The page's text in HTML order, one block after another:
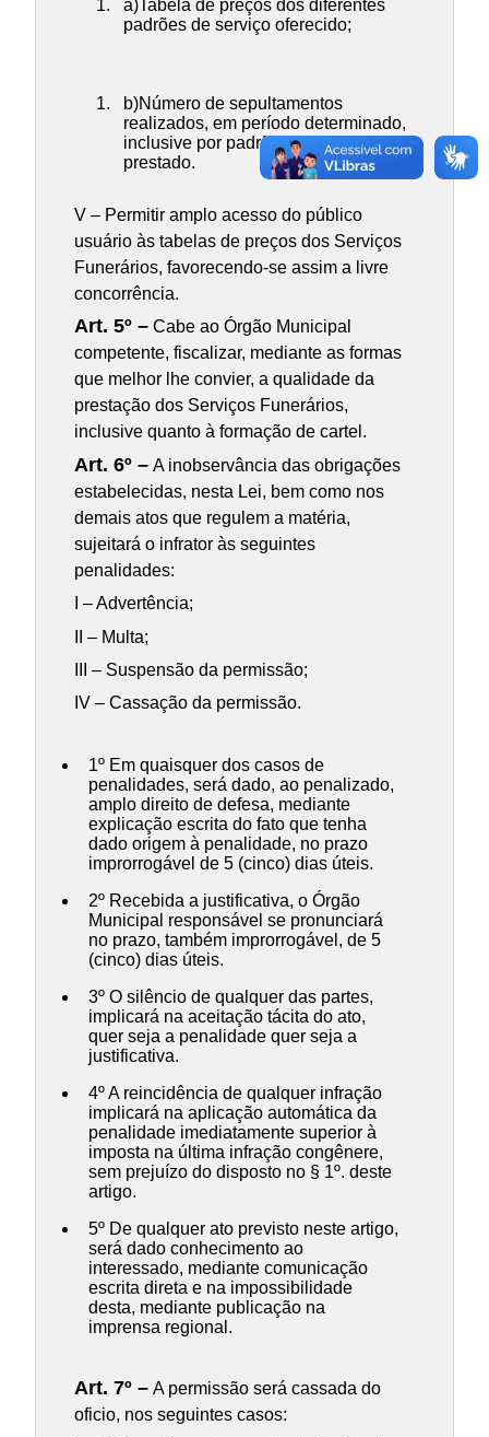
a)Tabela de preços dos diferentes
padrões de serviço oferecido;
b)Número de sepultamentos
realizados, em período determinado,
inclusive por padrão de serviço
prestado.
V – Permitir amplo acesso do público
usuário às tabelas de preços dos Serviços
Funerários, favorecendo-se assim a livre
concorrência.
Art. 5º – Cabe ao Órgão Municipal
competente, fiscalizar, mediante as formas
que melhor lhe convier, a qualidade da
prestação dos Serviços Funerários,
inclusive quanto à formação de cartel.
Art. 6º – A inobservância das obrigações
estabelecidas, nesta Lei, bem como nos
demais atos que regulem a matéria,
sujeitará o infrator às seguintes
penalidades:
I – Advertência;
II – Multa;
III – Suspensão da permissão;
IV – Cassação da permissão.
1º Em quaisquer dos casos de
penalidades, será dado, ao penalizado,
amplo direito de defesa, mediante
explicação escrita do fato que tenha
dado origem à penalidade, no prazo
improrrogável de 5 (cinco) dias úteis.
2º Recebida a justificativa, o Órgão
Municipal responsável se pronunciará
no prazo, também improrrogável, de 5
(cinco) dias úteis.
3º O silêncio de qualquer das partes,
implicará na aceitação tácita do ato,
quer seja a penalidade quer seja a
justificativa.
4º A reincidência de qualquer infração
implicará na aplicação automática da
penalidade imediatamente superior à
imposta na última infração congênere,
sem prejuízo do disposto no § 1º. deste
artigo.
5º De qualquer ato previsto neste artigo,
será dado conhecimento ao
interessado, mediante comunicação
escrita direta e na impossibilidade
desta, mediante publicação na
imprensa regional.
Art. 7º – A permissão será cassada do
oficio, nos seguintes casos: